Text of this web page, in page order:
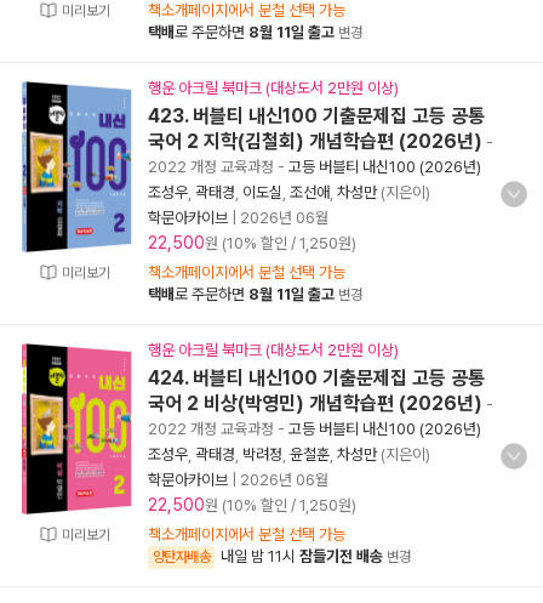
미리보기
책소개페이지에서 분철 선택 가능
택배로 주문하면 8월 11일 출고 변경
미리보기
행운 아크릴 북마크 (대상도서 2만원 이상)
423. 버블티 내신100 기출문제집 고등 공통
국어 2 지학(김철회) 개념학습편 (2026년) -
2022 개정 교육과정 - 고등 버블티 내신100 (2026년)
조성우 곽태경 이도실 조선애 차성만(지은이)
학문아카이브
2026년 06월
22,500원 (10% 할인 / 1,250원)
책소개페이지에서 분철 선택 가능
택배로 주문하면 8월 11일 출고 변경
미리보기
행운 아크릴 북마크 (대상도서 2만원 이상)
424. 버블티 내신100 기출문제집 고등 공통
국어 2 비상(박영민) 개념학습편 (2026년) -
2022 개정 교육과정 - 고등 버블티 내신100 (2026년)
조성우 곽태경 박려정 윤철훈 차성만(지은이)
학문아카이브
2026년 06월
22,500원 (10% 할인 / 1,250원)
책소개페이지에서 분철 선택 가능
양탄자배송 내일 밤 11시 잠들기전 배송 변경